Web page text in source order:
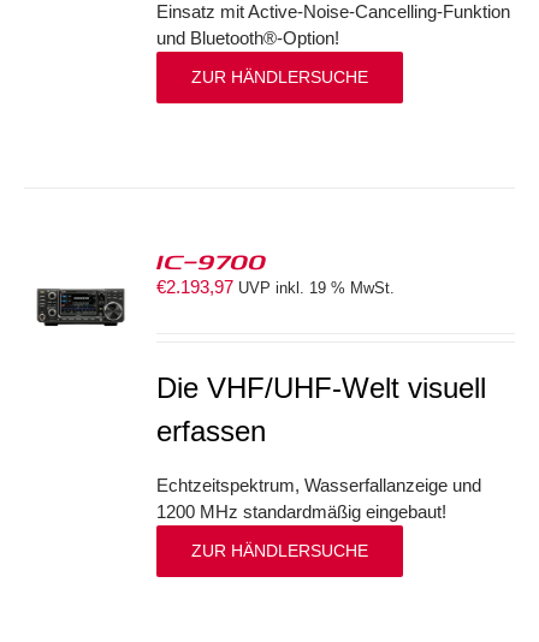
Einsatz mit Active-Noise-Cancelling-Funktion
und Bluetooth®-Option!
ZUR HÄNDLERSUCHE
IC-9700
€2.193,97 UVP inkl. 19 % MwSt.
Die VHF/UHF-Welt visuell
erfassen
Echtzeitspektrum, Wasserfallanzeige und
1200 MHz standardmäßig eingebaut!
ZUR HÄNDLERSUCHE